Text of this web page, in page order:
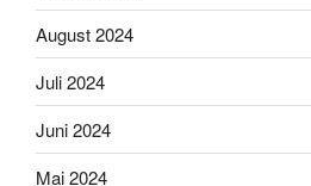
August 2024
Juli 2024
Juni 2024
Mai 2024